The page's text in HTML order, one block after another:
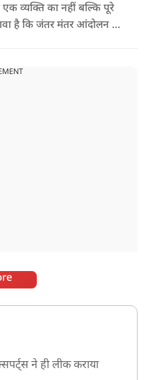
एक व्यक्ति का नहीं बल्कि पूरे
है कि जंतर मंतर आंदोलन से
ने ही लीक कराया